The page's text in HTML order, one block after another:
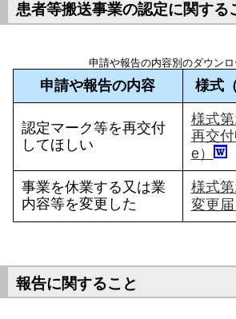
患者等搬送事業の認定に関する
申請や報告の内容別のダウン
申請や報告の内容 様式
認定マーク等を再交付
してほしい
様式
再交
e）
事業を休業する又は業
内容等を変更した
様式
変更届
報告に関すること